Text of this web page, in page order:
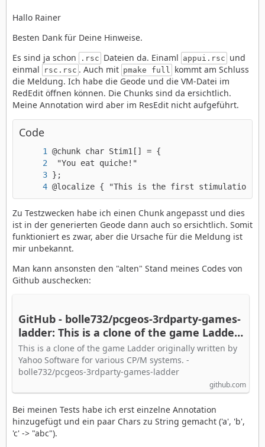
Hallo Rainer
Besten Dank für Deine Hinweise.
Es sind ja schon
.rsc Dateien da. Einaml appui.rsc und
einmal
rsc.rsc . Auch mit pmake full kommt am Schluss
die Meldung. Ich habe die Geode und die VM-Datei im
RedEdit öffnen können. Die Chunks sind da ersichtlich.
Meine Annotation wird aber im ResEdit nicht aufgeführt.
Code
@localize { "This is the first stimulation"
Zu Testzwecken habe ich einen Chunk angepasst und dies
ist in der generierten Geode dann auch so ersichtlich. Somit
funktioniert es zwar, aber die Ursache für die Meldung ist
mir unbekannt.
Man kann ansonsten den "alten" Stand meines Codes von
Github auschecken:
GitHub - bolle732/pcgeos-3rdparty-games-
ladder: This is a clone of the game Ladder
originally written by Yahoo Software for
various CP/M systems.
This is a clone of the game Ladder originally written by
Yahoo Software for various CP/M systems. -
bolle732/pcgeos-3rdparty-games-ladder
github.com
Bei meinen Tests habe ich erst einzelne Annotation
hinzugefügt und ein paar Chars zu String gemacht ('a', 'b',
'c' -> "abc").